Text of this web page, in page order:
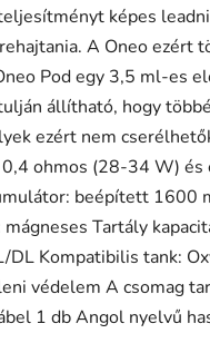
képes
A Oneo ezért
Pod egy 3,5 ml-es
állítható, hogy
ezért nem
ohmos (28-34 W)
beépített 1600
Tartály
Kompatibilis tank:
védelem A csomag
1 db Angol nyelvű